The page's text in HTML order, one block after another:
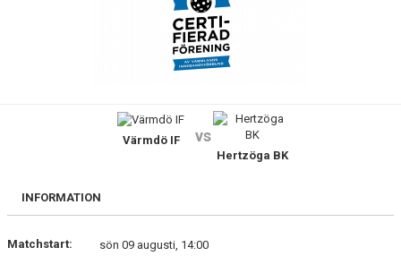
BLI MEDLEM
Värmdö IF vs
Hertzöga BK
INFORMATION
Matchstart:
sön 09 augusti, 14:00